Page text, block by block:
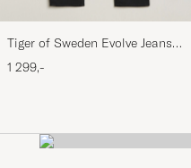
Tiger of Sweden Evolve Jeans
Forever Black
1 299,-